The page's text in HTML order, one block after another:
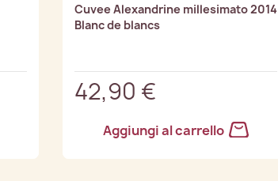
Cuvee Alexandrine millesimato 2014
Blanc de blancs
42,90 €
Aggiungi al carrello